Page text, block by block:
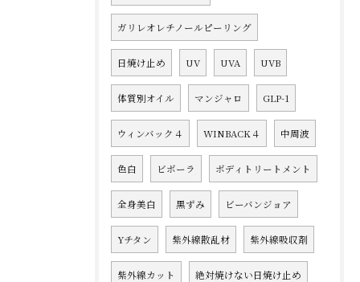
ガリレオレチノールピーリング
日焼け止め UV UVA UVB
体質別オイル マンジャロ GLP-1
ウィンバック４ WINBACK４ 中周波
色白 ビボーラ ボディトリートメント
全身美白 黒ずみ ビーバンジョア
Yチタン 紫外線散乱材 紫外線吸収剤
紫外線カット 絶対焼けない日焼け止め